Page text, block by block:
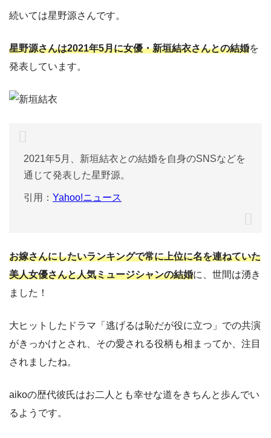
続いては星野源さんです。
星野源さんは2021年5月に女優・新垣結衣さんとの結婚を
発表しています。
2021年5月、新垣結衣との結婚を自身のSNSなどを
通じて発表した星野源。
引用： Yahoo!ニュース
お嫁さんにしたいランキングで常に上位に名を連ねていた
美人女優さんと人気ミュージシャンの結婚に、世間は湧き
ました！
大ヒットしたドラマ「逃げるは恥だが役に立つ」での共演
がきっかけとされ、その愛される役柄も相まってか、注目
されましたね。
aikoの歴代彼氏はお二人とも幸せな道をきちんと歩んでい
るようです。